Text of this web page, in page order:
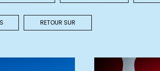
RETOUR SUR